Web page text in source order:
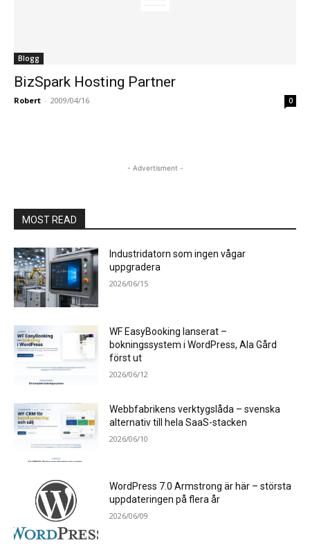
Blogg
BizSpark Hosting Partner
Robert - 2009/04/16 0
- Advertisment -
MOST READ
Industridatorn som ingen vågar
uppgradera
2026/06/15
WF EasyBooking lanserat –
bokningssystem i WordPress, Ala Gård
först ut
2026/06/12
Webbfabrikens verktygslåda – svenska
alternativ till hela SaaS-stacken
2026/06/10
WordPress 7.0 Armstrong är här – största
uppdateringen på flera år
2026/06/09